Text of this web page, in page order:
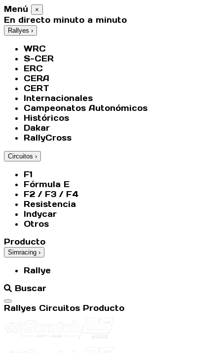
Menú ×
En directo minuto a minuto
Rallyes ›
WRC
S-CER
ERC
CERA
CERT
Internacionales
Campeonatos Autonómicos
Históricos
Dakar
RallyCross
Circuitos ›
F1
Fórmula E
F2 / F3 / F4
Resistencia
Indycar
Otros
Producto
Simracing ›
Rallye
Buscar
Abrir menú
Rallyes Circuitos Producto